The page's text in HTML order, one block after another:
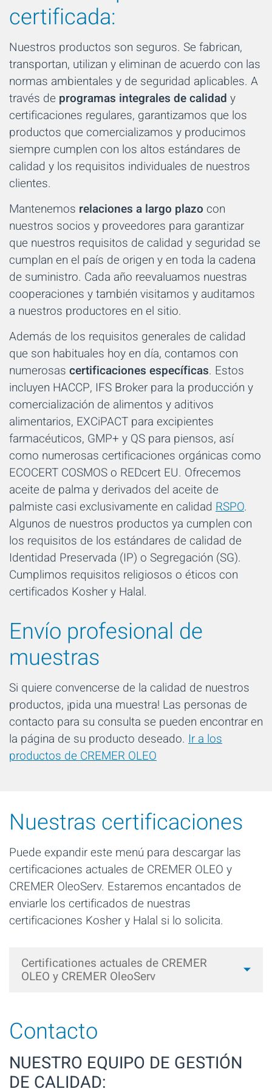
certificada:
Nuestros productos son seguros. Se fabrican,
transportan, utilizan y eliminan de acuerdo con las
normas ambientales y de seguridad aplicables. A
través de programas integrales de calidad y
certificaciones regulares, garantizamos que los
productos que comercializamos y producimos
siempre cumplen con los altos estándares de
calidad y los requisitos individuales de nuestros
clientes.
Mantenemos relaciones a largo plazo con
nuestros socios y proveedores para garantizar
que nuestros requisitos de calidad y seguridad se
cumplan en el país de origen y en toda la cadena
de suministro. Cada año reevaluamos nuestras
cooperaciones y también visitamos y auditamos
a nuestros productores en el sitio.
Además de los requisitos generales de calidad
que son habituales hoy en día, contamos con
numerosas certificaciones específicas. Estos
incluyen HACCP, IFS Broker para la producción y
comercialización de alimentos y aditivos
alimentarios, EXCiPACT para excipientes
farmacéuticos, GMP+ y QS para piensos, así
como numerosas certificaciones orgánicas como
ECOCERT COSMOS o REDcert EU. Ofrecemos
aceite de palma y derivados del aceite de
palmiste casi exclusivamente en calidad RSPO.
Algunos de nuestros productos ya cumplen con
los requisitos de los estándares de calidad de
Identidad Preservada (IP) o Segregación (SG).
Cumplimos requisitos religiosos o éticos con
certificados Kosher y Halal.
Envío profesional de
muestras
Si quiere convencerse de la calidad de nuestros
productos, ¡pida una muestra! Las personas de
contacto para su consulta se pueden encontrar en
la página de su producto deseado. Ir a los
productos de CREMER OLEO
Nuestras certificaciones
Puede expandir este menú para descargar las
certificaciones actuales de CREMER OLEO y
CREMER OleoServ. Estaremos encantados de
enviarle los certificados de nuestras
certificaciones Kosher y Halal si lo solicita.
Certificationes actuales de CREMER
OLEO y CREMER OleoServ
pdf 547KB
CREMER OLEO IFS Broker-Certificate until 10.09.2026 EN.pdf
pdf 566KB
Contacto
NUESTRO EQUIPO DE GESTIÓN
DE CALIDAD: